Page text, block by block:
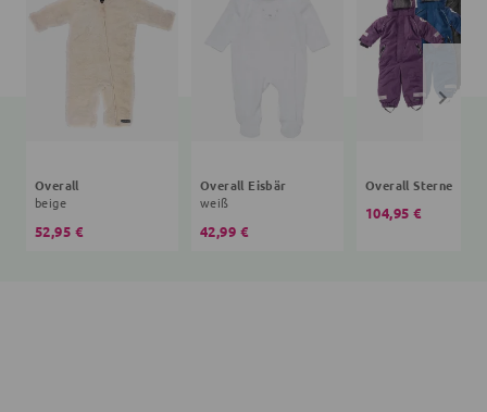
Overall
beige
52,95 €
Overall Eisbär
weiß
42,99 €
Overall Sterne
104,95 €